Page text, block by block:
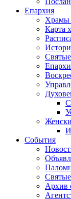
Епархия
Храмы
Карта
События
Архив